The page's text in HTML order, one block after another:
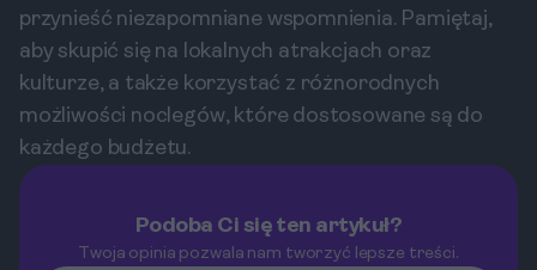
przynieść niezapomniane wspomnienia. Pamiętaj,
aby skupić się na lokalnych atrakcjach oraz
kulturze, a także korzystać z różnorodnych
możliwości noclegów, które dostosowane są do
każdego budżetu.
Podoba Ci się ten artykuł?
Twoja opinia pozwala nam tworzyć lepsze treści.